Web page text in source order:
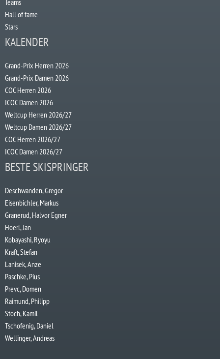
Hall of fame
Stars
KALENDER
Grand-Prix Herren 2026
Grand-Prix Damen 2026
COC Herren 2026
ICOC Damen 2026
Weltcup Herren 2026/27
Weltcup Damen 2026/27
COC Herren 2026/27
ICOC Damen 2026/27
BESTE SKISPRINGER
Deschwanden, Gregor
Eisenbichler, Markus
Granerud, Halvor Egner
Hoerl, Jan
Kobayashi, Ryoyu
Kraft, Stefan
Lanisek, Anze
Paschke, Pius
Prevc, Domen
Raimund, Philipp
Stoch, Kamil
Tschofenig, Daniel
Wellinger, Andreas